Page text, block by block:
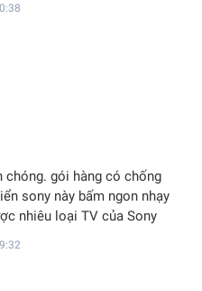
chóng. gói hàng có chống
sony này bấm ngon nhạy
nhiêu loại TV của Sony